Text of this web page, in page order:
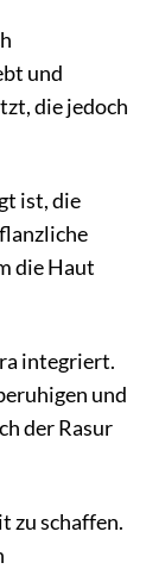
und
die jedoch
ist, die
die Haut
integriert.
und
der Rasur
zu schaffen.